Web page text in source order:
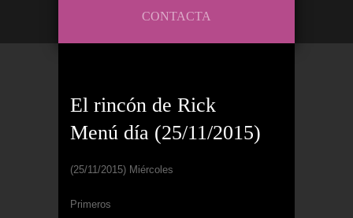
CONTACTA
El rincón de Rick
Menú día (25/11/2015)
(25/11/2015) Miércoles
Primeros